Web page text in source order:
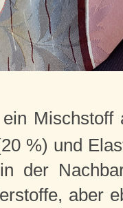
Mischstoff
%) und
der
aber